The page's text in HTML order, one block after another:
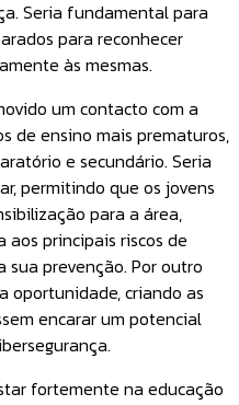
Seria fundamental para
para reconhecer
às mesmas.
um contacto com a
de ensino mais prematuros,
e secundário. Seria
permitindo que os jovens
para a área,
principais riscos de
sua prevenção. Por outro
oportunidade, criando as
encarar um potencial
fortemente na educação